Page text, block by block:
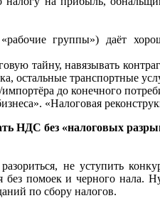
группы») даёт
тайну, навязывать
остальные транспортные
до конечного
«Налоговая
НДС без «налоговых
не уступить
без помоек и черного нала.
по сбору налогов.